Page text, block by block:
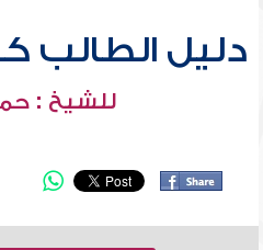
دليل الطالب
للشيخ :